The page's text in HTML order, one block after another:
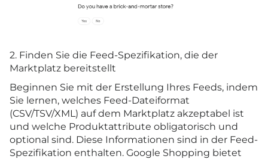
2. Finden Sie die Feed-Spezifikation, die der
Marktplatz bereitstellt
Beginnen Sie mit der Erstellung Ihres Feeds, indem
Sie lernen, welches Feed-Dateiformat
(CSV/TSV/XML) auf dem Marktplatz akzeptabel ist
und welche Produktattribute obligatorisch und
optional sind. Diese Informationen sind in der Feed-
Spezifikation enthalten. Google Shopping bietet